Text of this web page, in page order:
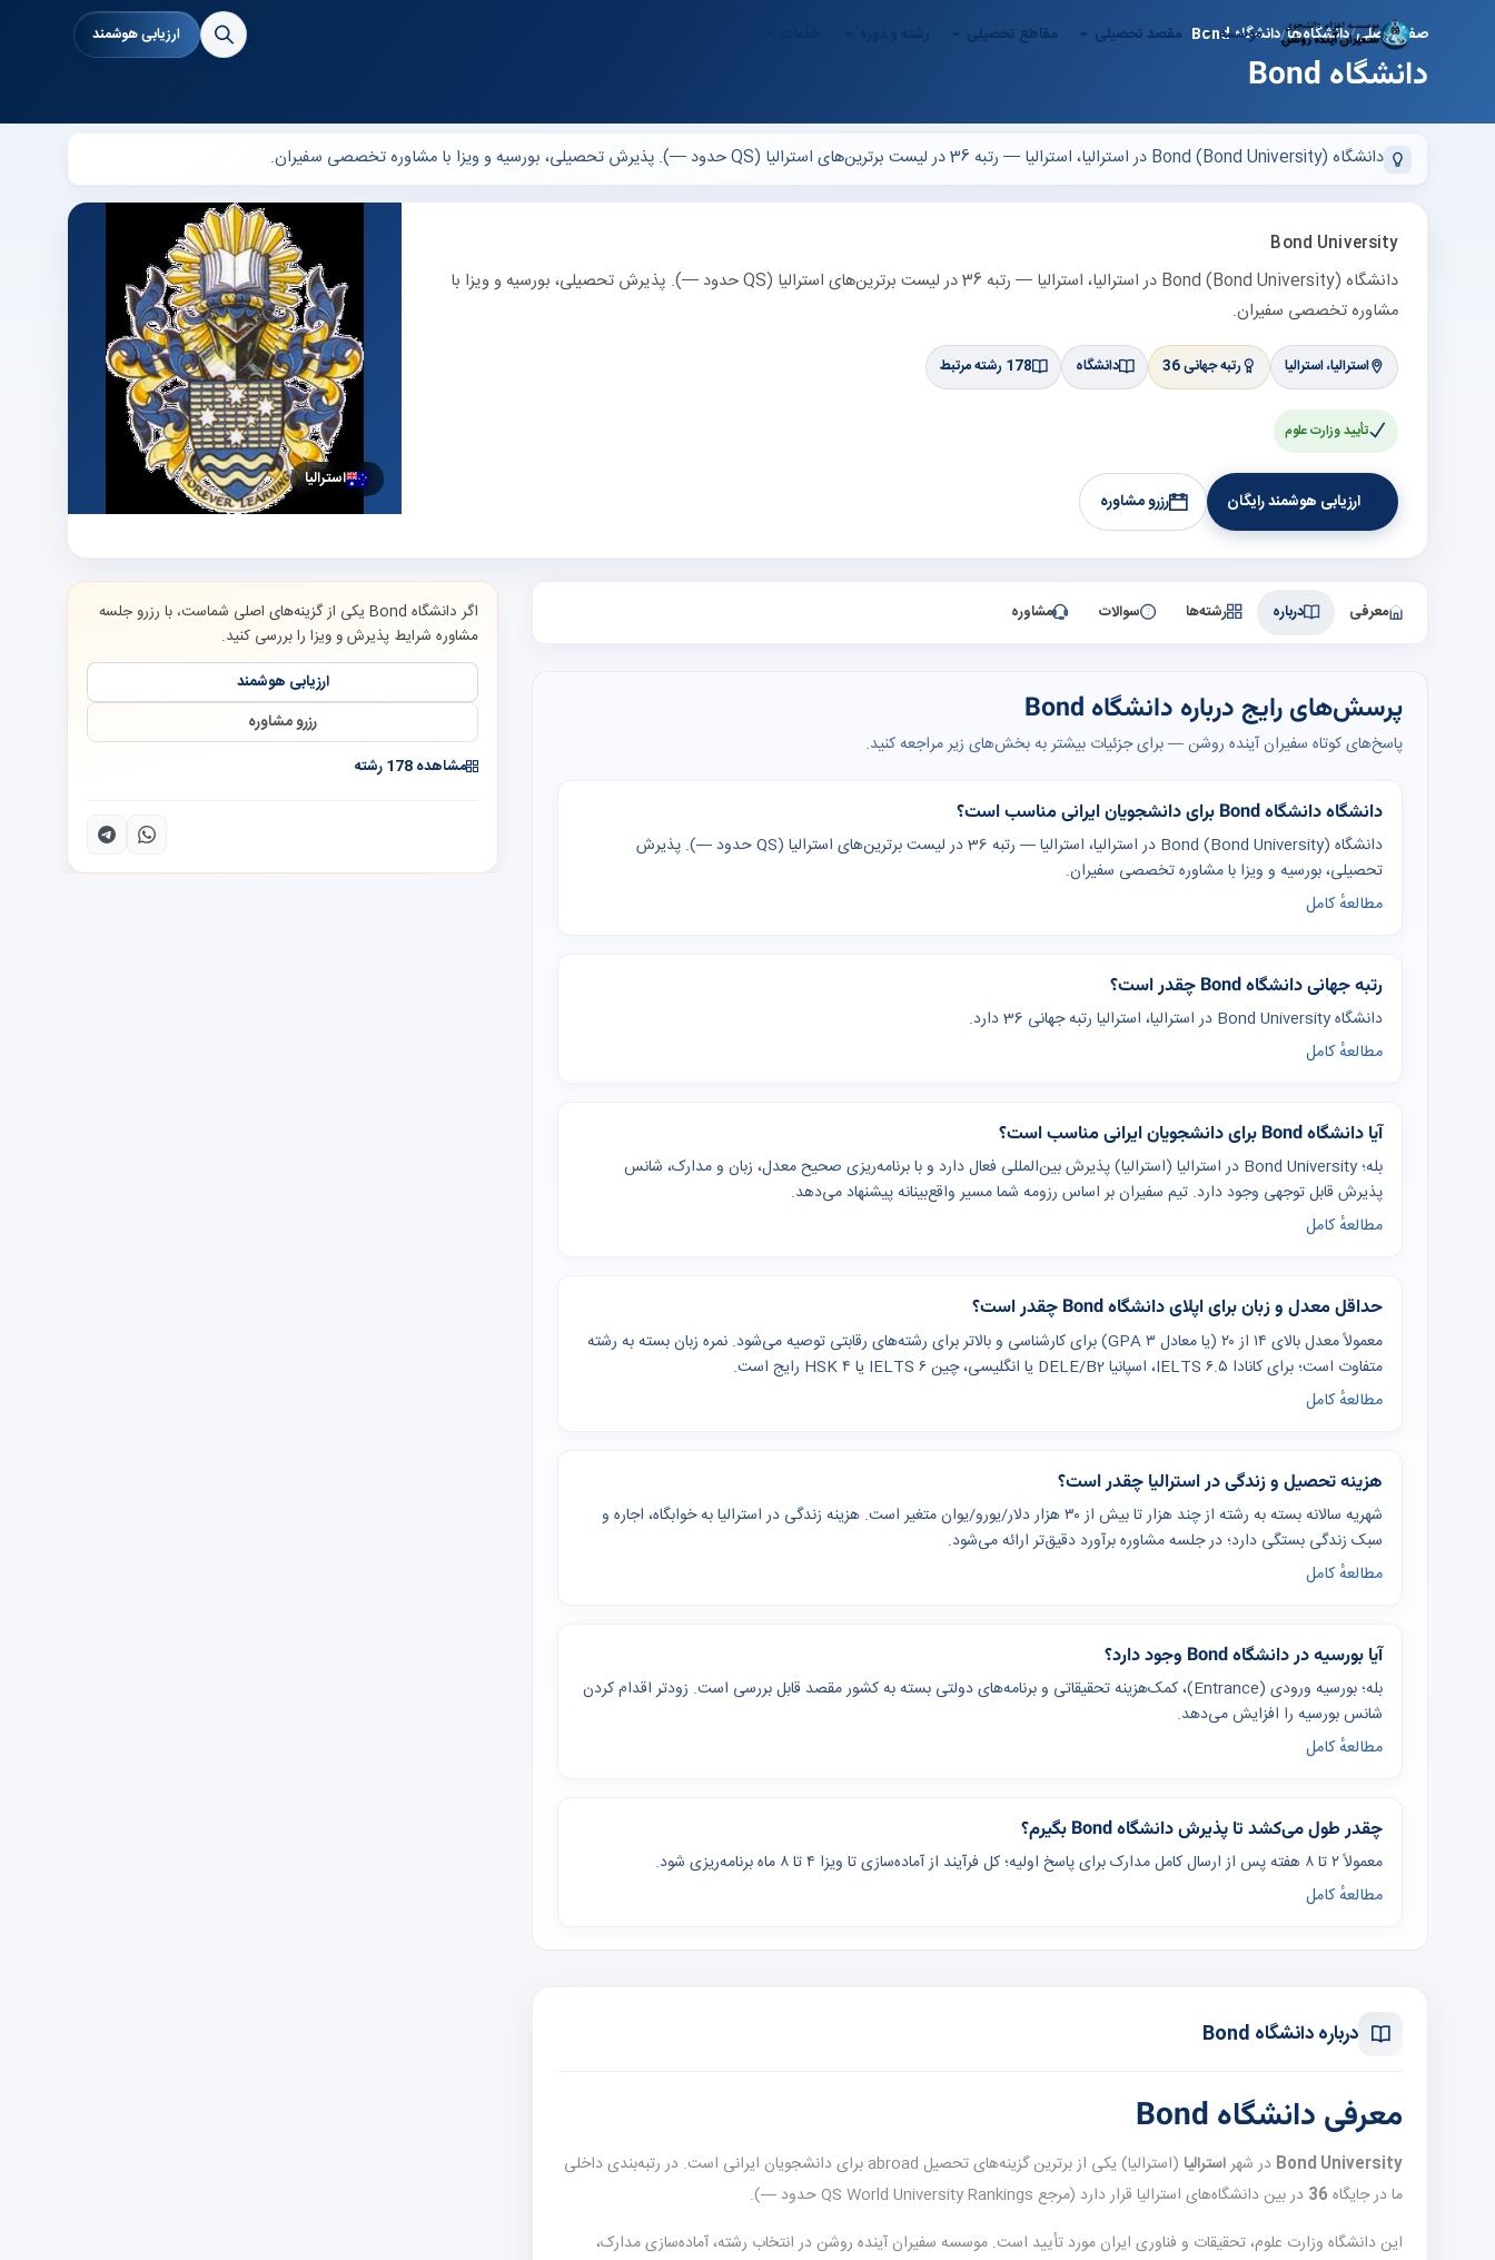
ارزیابی هوشمند موسسه مقصد تحصیلی مقاطع تحصیلی صفحه اصلی دانشگاه‌ها دانشگاه Bond
دانشگاه Bond
دانشگاه Bond (Bond University) در استرالیا، استرالیا — رتبه 36 در لیست برترین‌های استرالیا (QS حدود —). پذیرش تحصیلی، بورسیه و ویزا با مشاوره تخصصی سفیران.
Bond University
دانشگاه Bond (Bond University) در استرالیا، استرالیا — رتبه 36 در لیست برترین‌های استرالیا (QS حدود —). پذیرش تحصیلی، بورسیه و ویزا با
مشاوره تخصصی سفیران.
استرالیا، استرالیا رتبه جهانی 36 دانشگاه 178 رشته مرتبط
تأیید وزارت علوم
ارزیابی هوشمند رایگان رزرو مشاوره
استرالیا
معرفی درباره رشته‌ها سوالات مشاوره
پرسش‌های رایج درباره دانشگاه Bond
پاسخ‌های کوتاه سفیران آینده روشن — برای جزئیات بیشتر به بخش‌های زیر مراجعه کنید.
دانشگاه دانشگاه Bond برای دانشجویان ایرانی مناسب است؟
دانشگاه Bond (Bond University) در استرالیا، استرالیا — رتبه 36 در لیست برترین‌های استرالیا (QS حدود —). پذیرش
تحصیلی، بورسیه و ویزا با مشاوره تخصصی سفیران.
مطالعهٔ کامل
رتبه جهانی دانشگاه Bond چقدر است؟
دانشگاه Bond University در استرالیا، استرالیا رتبه جهانی 36 دارد.
مطالعهٔ کامل
آیا دانشگاه Bond برای دانشجویان ایرانی مناسب است؟
بله؛ Bond University در استرالیا (استرالیا) پذیرش بین‌المللی فعال دارد و با برنامه‌ریزی صحیح معدل، زبان و مدارک، شانس
پذیرش قابل توجهی وجود دارد. تیم سفیران بر اساس رزومه شما مسیر واقع‌بینانه پیشنهاد می‌دهد.
مطالعهٔ کامل
حداقل معدل و زبان برای اپلای دانشگاه Bond چقدر است؟
معمولاً معدل بالای ۱۴ از ۲۰ (یا معادل GPA ۳) برای کارشناسی و بالاتر برای رشته‌های رقابتی توصیه می‌شود. نمره زبان بسته به رشته
متفاوت است؛ برای کانادا IELTS ۶.۵، اسپانیا DELE/B2 یا انگلیسی، چین IELTS ۶ یا HSK ۴ رایج است.
مطالعهٔ کامل
هزینه تحصیل و زندگی در استرالیا چقدر است؟
شهریه سالانه بسته به رشته از چند هزار تا بیش از ۳۰ هزار دلار/یورو/یوان متغیر است. هزینه زندگی در استرالیا به خوابگاه، اجاره و
سبک زندگی بستگی دارد؛ در جلسه مشاوره برآورد دقیق‌تر ارائه می‌شود.
مطالعهٔ کامل
آیا بورسیه در دانشگاه Bond وجود دارد؟
بله؛ بورسیه ورودی (Entrance)، کمک‌هزینه تحقیقاتی و برنامه‌های دولتی بسته به کشور مقصد قابل بررسی است. زودتر اقدام کردن
شانس بورسیه را افزایش می‌دهد.
مطالعهٔ کامل
چقدر طول می‌کشد تا پذیرش دانشگاه Bond بگیرم؟
معمولاً ۲ تا ۸ هفته پس از ارسال کامل مدارک برای پاسخ اولیه؛ کل فرآیند از آماده‌سازی تا ویزا ۴ تا ۸ ماه برنامه‌ریزی شود.
مطالعهٔ کامل
درباره دانشگاه Bond
معرفی دانشگاه Bond
Bond University در شهراسترالیا
(استرالیا) یکی از برترین گزینه‌های تحصیل abroad برای دانشجویان ایرانی است. در رتبه‌بندی داخلی
ما در جایگاه 36 در بین دانشگاه‌های استرالیا قرار دارد (مرجع QS World University Rankings حدود —).
این دانشگاه وزارت علوم، تحقیقات و فناوری ایران مورد تأیید است. موسسه سفیران آینده روشن در انتخاب رشته، آماده‌سازی مدارک،
اگر دانشگاه Bond یکی از گزینه‌های اصلی شماست، با رزرو جلسه
مشاوره شرایط پذیرش و ویزا را بررسی کنید.
ارزیابی هوشمند
رزرو مشاوره
مشاهده 178 رشته